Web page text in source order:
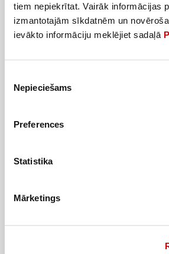
tiem nepiekrītat. Vairāk informācijas
izmantotajām sīkdatnēm un
ievākto informāciju meklējiet sadaļā
izvēle
Nepieciešams
Preferences
Statistika
Mārketings
Šķīstošie cigoriņi GALKA 200g
1
. 79€